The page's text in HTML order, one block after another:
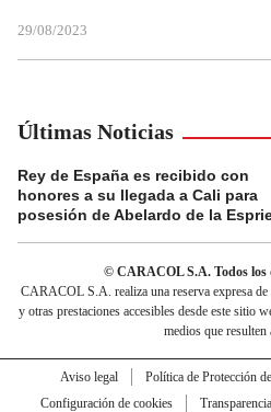
29/08/2023
Últimas Noticias
Rey de España es recibido con
honores a su llegada a Cali para
posesión de Abelardo de la
© CARACOL S.A. Todos los
CARACOL S.A. realiza una reserva expresa
y otras prestaciones accesibles desde este sitio
medios que resulten
Aviso legal Política de Protección
Configuración de cookies
Transparencia